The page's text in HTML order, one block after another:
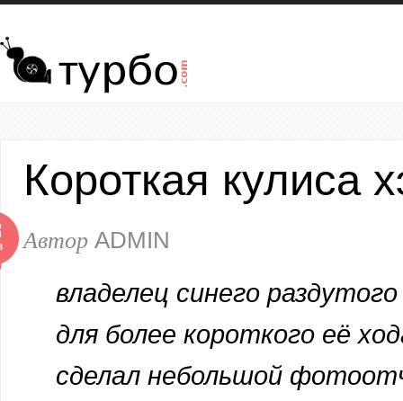
Перейти к основному содержанию
Короткая кулиса
Автор ADMIN
владелец синего
для более короткого её
сделал небольшой